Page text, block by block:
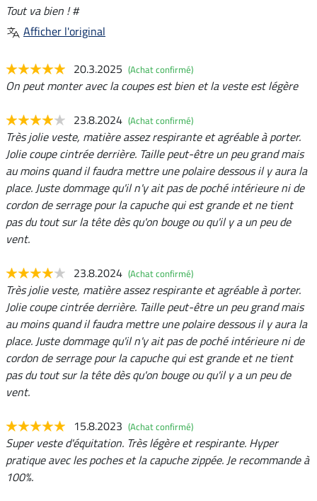
Tout va bien ! #
Afficher l'original
20.3.2025 (Achat confirmé)
On peut monter avec la coupes est bien et la veste est légère
23.8.2024 (Achat confirmé)
Très jolie veste, matière assez respirante et agréable à porter.
Jolie coupe cintrée derrière. Taille peut-être un peu grand mais
au moins quand il faudra mettre une polaire dessous il y aura la
place. Juste dommage qu'il n'y ait pas de poché intérieure ni de
cordon de serrage pour la capuche qui est grande et ne tient
pas du tout sur la tête dès qu'on bouge ou qu'il y a un peu de
vent.
23.8.2024 (Achat confirmé)
Très jolie veste, matière assez respirante et agréable à porter.
Jolie coupe cintrée derrière. Taille peut-être un peu grand mais
au moins quand il faudra mettre une polaire dessous il y aura la
place. Juste dommage qu'il n'y ait pas de poché intérieure ni de
cordon de serrage pour la capuche qui est grande et ne tient
pas du tout sur la tête dès qu'on bouge ou qu'il y a un peu de
vent.
15.8.2023 (Achat confirmé)
Super veste d'équitation. Très légère et respirante. Hyper
pratique avec les poches et la capuche zippée. Je recommande à
100%.